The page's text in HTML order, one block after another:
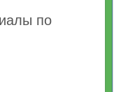
по